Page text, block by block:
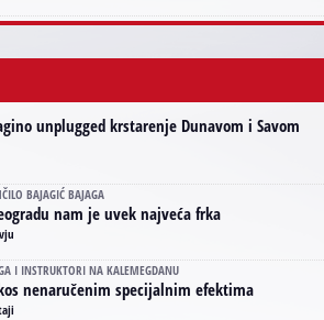
unplugged krstarenje Dunavom i Savom
BAJAGIĆ BAJAGA
nam je uvek najveća frka
I INSTRUKTORI NA KALEMEGDANU
nenaručenim specijalnim efektima